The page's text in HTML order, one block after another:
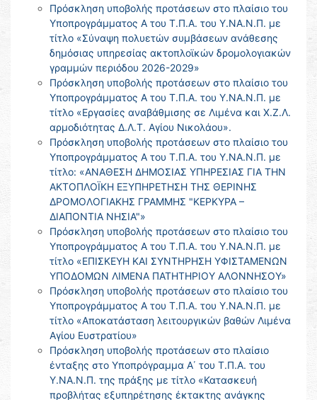
Πρόσκληση υποβολής προτάσεων στο πλαίσιο του
Υποπρογράμματος Α του Τ.Π.Α. του Υ.ΝΑ.Ν.Π. με
τίτλο «Σύναψη πολυετών συμβάσεων ανάθεσης
δημόσιας υπηρεσίας ακτοπλοϊκών δρομολογιακών
γραμμών περιόδου 2026-2029»
Πρόσκληση υποβολής προτάσεων στο πλαίσιο του
Υποπρογράμματος Α του Τ.Π.Α. του Υ.ΝΑ.Ν.Π. με
τίτλο «Εργασίες αναβάθμισης σε Λιμένα και Χ.Ζ.Λ.
αρμοδιότητας Δ.Λ.Τ. Αγίου Νικολάου».
Πρόσκληση υποβολής προτάσεων στο πλαίσιο του
Υποπρογράμματος Α του Τ.Π.Α. του Υ.ΝΑ.Ν.Π. με
τίτλο: «ΑΝΑΘΕΣΗ ΔΗΜΟΣΙΑΣ ΥΠΗΡΕΣΙΑΣ ΓΙΑ ΤΗΝ
ΑΚΤΟΠΛΟΪΚΗ ΕΞΥΠΗΡΕΤΗΣΗ ΤΗΣ ΘΕΡΙΝΗΣ
ΔΡΟΜΟΛΟΓΙΑΚΗΣ ΓΡΑΜΜΗΣ "ΚΕΡΚΥΡΑ –
ΔΙΑΠΟΝΤΙΑ ΝΗΣΙΑ"»
Πρόσκληση υποβολής προτάσεων στο πλαίσιο του
Υποπρογράμματος Α του Τ.Π.Α. του Υ.ΝΑ.Ν.Π. με
τίτλο «ΕΠΙΣΚΕΥΗ ΚΑΙ ΣΥΝΤΗΡΗΣΗ ΥΦΙΣΤΑΜΕΝΩΝ
ΥΠΟΔΟΜΩΝ ΛΙΜΕΝΑ ΠΑΤΗΤΗΡΙΟΥ ΑΛΟΝΝΗΣΟΥ»
Πρόσκληση υποβολής προτάσεων στο πλαίσιο του
Υποπρογράμματος Α του Τ.Π.Α. του Υ.ΝΑ.Ν.Π. με
τίτλο «Αποκατάσταση λειτουργικών βαθών Λιμένα
Αγίου Ευστρατίου»
Πρόσκληση υποβολής προτάσεων στο πλαίσιο
ένταξης στο Υποπρόγραμμα Α΄ του Τ.Π.Α. του
Υ.ΝΑ.Ν.Π. της πράξης με τίτλο «Κατασκευή
προβλήτας εξυπηρέτησης έκτακτης ανάγκης